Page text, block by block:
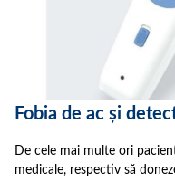
Fobia de ac și
De cele mai multe ori
medicale, respectiv să